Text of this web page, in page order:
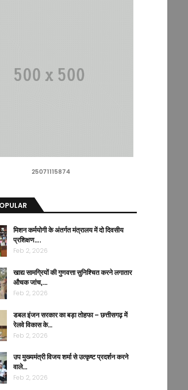
25071115874
मिशन कर्मयोगी के अंतर्गत मंत्रालय में दो दिवसीय
प्रशिक्षण….
Feb 2, 2026
खाद्य सामग्रियों की गुणवत्ता सुनिश्चित करने लगातार
औचक जांच,…
Feb 2, 2026
डबल इंजन सरकार का बड़ा तोहफा – छत्तीसगढ़ में
रेलवे विकास के…
Feb 2, 2026
उप मुख्यमंत्री विजय शर्मा से उत्कृष्ट प्रदर्शन करने
वाले…
Feb 2, 2026